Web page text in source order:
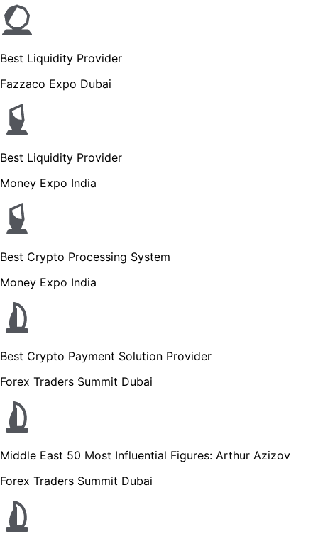
Best Liquidity Provider
Fazzaco Expo Dubai
Best Liquidity Provider
Money Expo India
Best Crypto Processing System
Money Expo India
Best Crypto Payment Solution Provider
Forex Traders Summit Dubai
Middle East 50 Most Influential Figures: Arthur Azizov
Forex Traders Summit Dubai